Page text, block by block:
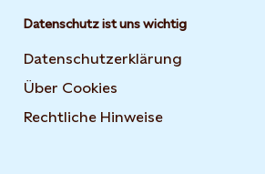
Datenschutz ist uns wichtig
Datenschutzerklärung
Über Cookies
Rechtliche Hinweise